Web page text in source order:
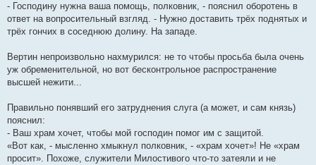
- Господину нужна ваша помощь, полковник, - пояснил оборотень в
ответ на вопросительный взгляд. - Нужно доставить трёх поднятых и
трёх гончих в соседнюю долину. На западе.
Вертин непроизвольно нахмурился: не то чтобы просьба была очень
уж обременительной, но вот бесконтрольное распространение
высшей нежити...
Правильно понявший его затруднения слуга (а может, и сам князь)
пояснил:
- Ваш храм хочет, чтобы мой господин помог им с защитой.
«Вот как, - мысленно хмыкнул полковник, - «храм хочет»! Не «храм
просит». Похоже, служители Милостивого что-то затеяли и не